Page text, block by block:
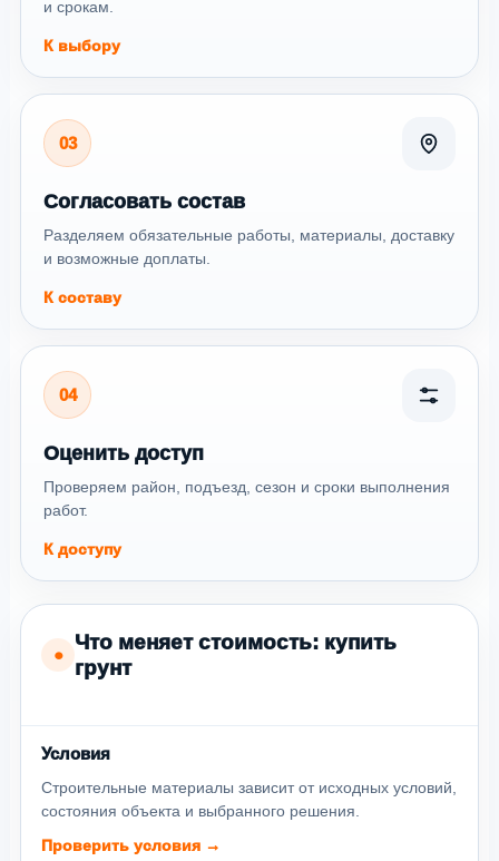
и срокам.
К выбору
03
Согласовать состав
Разделяем обязательные работы, материалы, доставку
и возможные доплаты.
К составу
04
Оценить доступ
Проверяем район, подъезд, сезон и сроки выполнения
работ.
К доступу
●
Что меняет стоимость: купить
грунт
Условия
Строительные материалы зависит от исходных условий,
состояния объекта и выбранного решения.
Проверить условия →